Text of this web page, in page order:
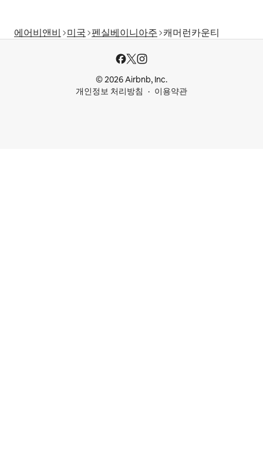
에어비앤비 미국 펜실베이니아주 캐머런카운티
© 2026 Airbnb, Inc.
개인정보 처리방침
이용약관